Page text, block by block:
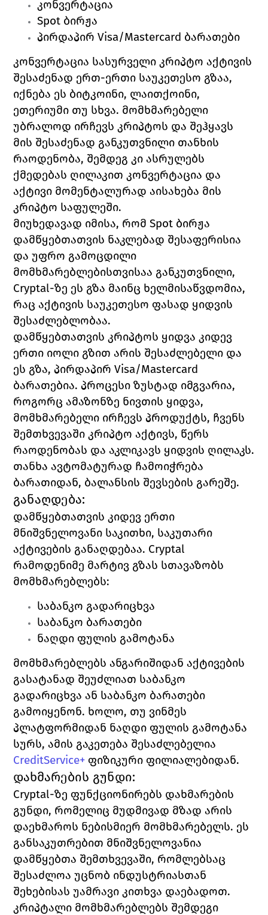
კონვერტაცია
Spot ბირჟა
პირდაპირ Visa/Mastercard ბარათები
კონვერტაცია სასურველი კრიპტო აქტივის
შესაძენად ერთ-ერთი საუკეთესო გზაა,
იქნება ეს ბიტკოინი, ლაითქოინი,
ეთერიუმი თუ სხვა. მომხმარებელი
უბრალოდ ირჩევს კრიპტოს და შეჰყავს
მის შესაძენად განკუთვნილი თანხის
რაოდენობა, შემდეგ კი ასრულებს
ქმედებას ღილაკით კონვერტაცია და
აქტივი მომენტალურად აისახება მის
კრიპტო საფულეში.
მიუხედავად იმისა, რომ Spot ბირჟა
დამწყებთათვის ნაკლებად შესაფერისია
და უფრო გამოცდილი
Cryptal-ზე ეს გზა მაინც ხელმისაწვდომია,
რაც აქტივის საუკეთესო ფასად ყიდვის
შესაძლებლობაა.
დამწყებთათვის კრიპტოს ყიდვა კიდევ
ერთი იოლი გზით არის შესაძლებელი და
ეს გზა, პირდაპირ Visa/Mastercard
ბარათებია. პროცესი ზუსტად იმგვარია,
როგორც ამაზონზე ნივთის ყიდვა,
მომხმარებელი ირჩევს პროდუქტს, ჩვენს
შემთხვევაში კრიპტო აქტივს, წერს
რაოდენობას და აკლიკავს ყიდვის ღილაკს.
თანხა ავტომატურად ჩამოიჭრება
ბარათიდან, ბალანსის შევსების გარეშე.
განაღდება:
დამწყებთათვის კიდევ ერთი
მნიშვნელოვანი საკითხი, საკუთარი
აქტივების განაღდებაა.
რამოდენიმე მარტივ გზას სთავაზობს
მომხმარებლებს:
საბანკო გადარიცხვა
საბანკო ბარათები
ნაღდი ფულის გამოტანა
მომხმარებლებს ანგარიშიდან აქტივების
გასატანად შეუძლიათ საბანკო
გადარიცხვა ან საბანკო ბარათები
გამოიყენონ. ხოლო, თუ ვინმეს
პლატფორმიდან ნაღდი ფულის გამოტანა
CreditService+ ფიზიკური ფილიალებიდან.
დახმარების გუნდი:
Cryptal-ზე ფუნქციონირებს დახმარების
გუნდი, რომელიც მუდმივად მზად არის
დაეხმაროს ნებისმიერ მომხმარებელს. ეს
განსაკუთრებით მნიშვნელოვანია
დამწყებთა შემთხვევაში, რომლებსაც
შესაძლოა უცნობ ინდუსტრიასთან
შეხებისას უამრავი კითხვა დაებადოთ.
კრიპტალი მომხმარებლებს შემდეგი